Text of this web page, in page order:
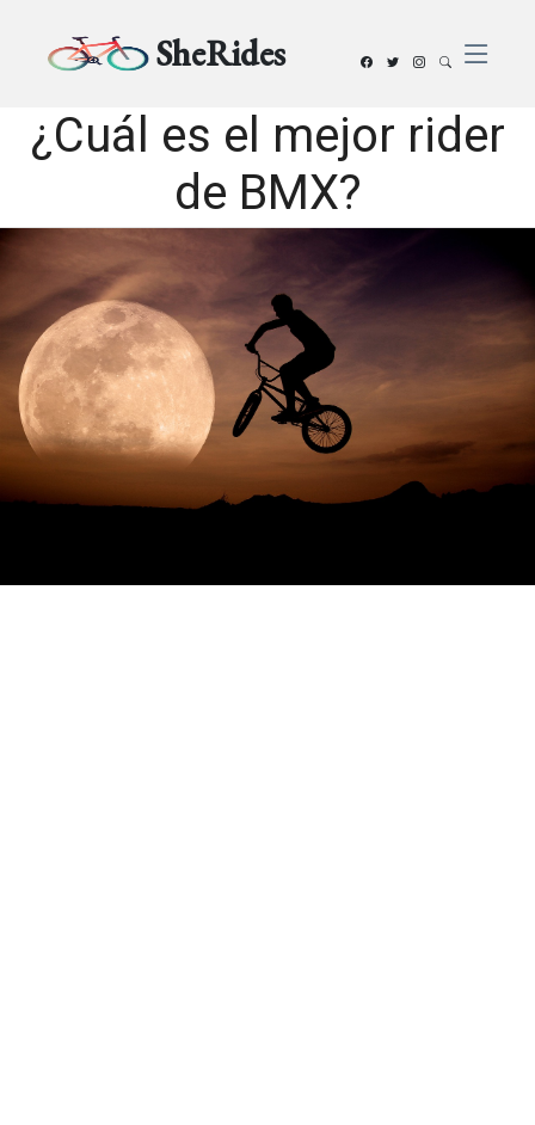
SheRides
¿Cuál es el mejor rider
de BMX?